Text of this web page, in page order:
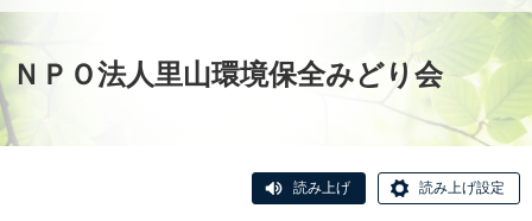
ＮＰＯ法人里山環境保全みどり会
読み上げ 読み上げ設定